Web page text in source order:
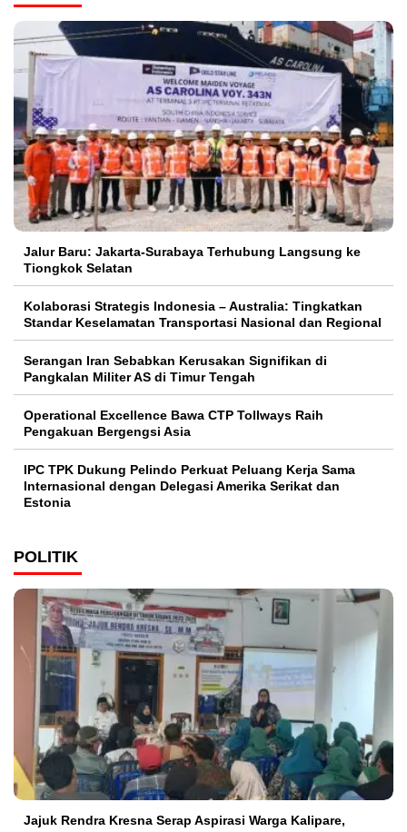
Jalur Baru: Jakarta-Surabaya Terhubung Langsung ke
Tiongkok Selatan
Kolaborasi Strategis Indonesia – Australia: Tingkatkan
Standar Keselamatan Transportasi Nasional dan Regional
Serangan Iran Sebabkan Kerusakan Signifikan di
Pangkalan Militer AS di Timur Tengah
Operational Excellence Bawa CTP Tollways Raih
Pengakuan Bergengsi Asia
IPC TPK Dukung Pelindo Perkuat Peluang Kerja Sama
Internasional dengan Delegasi Amerika Serikat dan
Estonia
POLITIK
Jajuk Rendra Kresna Serap Aspirasi Warga Kalipare,